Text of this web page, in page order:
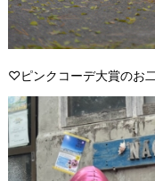
♡ピンクコーデ大賞のお